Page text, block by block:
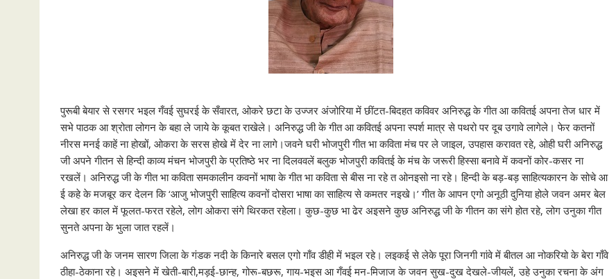
पुरूबी बेयार से रसगर भइल गँवई सुघरई के सँवारत, ओकरे छटा के उज्जर अंजोरिया में छींटत-बिदहत कविवर अनिरुद्ध के गीत आ कवितई अपना तेज धार में
सभे पाठक आ श्रोता लोगन के बहा ले जाये के कूबत राखेले। अनिरुद्ध जी के गीत आ कवितई अपना स्पर्श मात्र से पथरो पर दूब उगावे लागेले। फेर कतनों
नीरस मनई काहें ना होखों, ओकरा के सरस होखे में देर ना लागे।जवने घरी भोजपुरी गीत भा कविता मंच पर ले जाइल, उपहास करावत रहे, ओही घरी अनिरुद्ध
जी अपने गीतन से हिन्दी काव्य मंचन भोजपुरी के प्रतिष्ठे भर ना दिलववलें बलुक भोजपुरी कवितई के मंच के जरूरी हिस्सा बनावे में कवनों कोर-कसर ना
रखलें। अनिरुद्ध जी के गीत भा कविता समकालीन कवनों भाषा के गीत भा कविता से बीस ना रहे त ओनइसो ना रहे। हिन्दी के बड़-बड़ साहित्यकारन के सोचे आ
ई कहे के मजबूर कर देलन कि ‘आजु भोजपुरी साहित्य कवनों दोसरा भाषा का साहित्य से कमतर नइखे।’ गीत के आपन एगो अनूठी दुनिया होले जवन अमर बेल
लेखा हर काल में फूलत-फरत रहेले, लोग ओकरा संगे थिरकत रहेला। कुछ-कुछ भा ढेर अइसने कुछ अनिरुद्ध जी के गीतन का संगे होत रहे, लोग उनुका गीत
सुनते अपना के भुला जात रहलें।
अनिरुद्ध जी के जनम सारण जिला के गंडक नदी के किनारे बसल एगो गाँव डीही में भइल रहे। लइकई से लेके पूरा जिनगी गांवे में बीतल आ नोकरियो के बेरा गाँवे
ठीहा-ठेकाना रहे। अइसने में खेती-बारी,मड़ई-छान्ह, गोरू-बछरू, गाय-भइस आ गँवई मन-मिजाज के जवन सुख-दुख देखले-जीयलें, उहे उनुका रचना के अंग